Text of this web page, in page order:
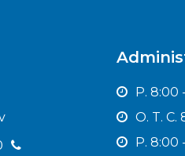
P. 8:00
O. T. C.
P. 8:00